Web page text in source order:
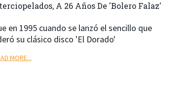
A 26 Años De 'Bolero Falaz'
en 1995 cuando se lanzó el sencillo que
su clásico disco 'El Dorado'
MORE...